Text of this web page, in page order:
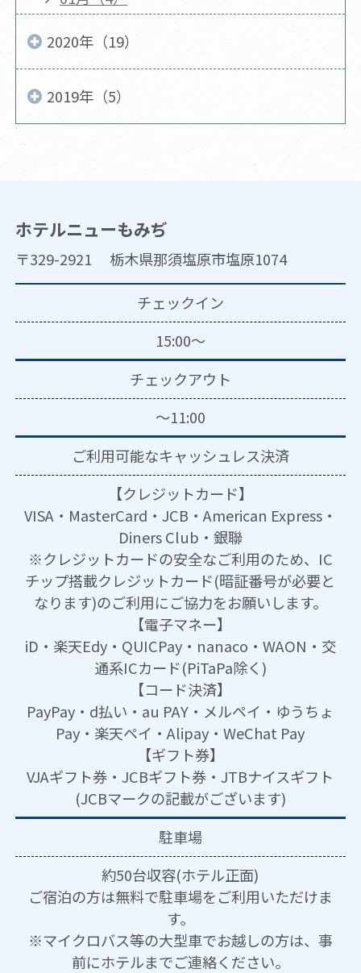
2020年（19）
2019年（5）
ホテルニューもみぢ
〒329-2921 栃木県那須塩原市塩原1074
チェックイン
15:00～
チェックアウト
～11:00
ご利用可能なキャッシュレス決済
【クレジットカード】
VISA・MasterCard・JCB・American Express・
Diners Club・銀聯
※クレジットカードの安全なご利用のため、IC
チップ搭載クレジットカード(暗証番号が必要と
なります)のご利用にご協力をお願いします。
【電子マネー】
iD・楽天Edy・QUICPay・nanaco・WAON・交
通系ICカード(PiTaPa除く)
【コード決済】
PayPay・d払い・au PAY・メルペイ・ゆうちょ
Pay・楽天ペイ・Alipay・WeChat Pay
【ギフト券】
VJAギフト券・JCBギフト券・JTBナイスギフト
(JCBマークの記載がございます)
駐車場
約50台収容(ホテル正面)
ご宿泊の方は無料で駐車場をご利用いただけま
す。
※マイクロバス等の大型車でお越しの方は、事
前にホテルまでご連絡ください。